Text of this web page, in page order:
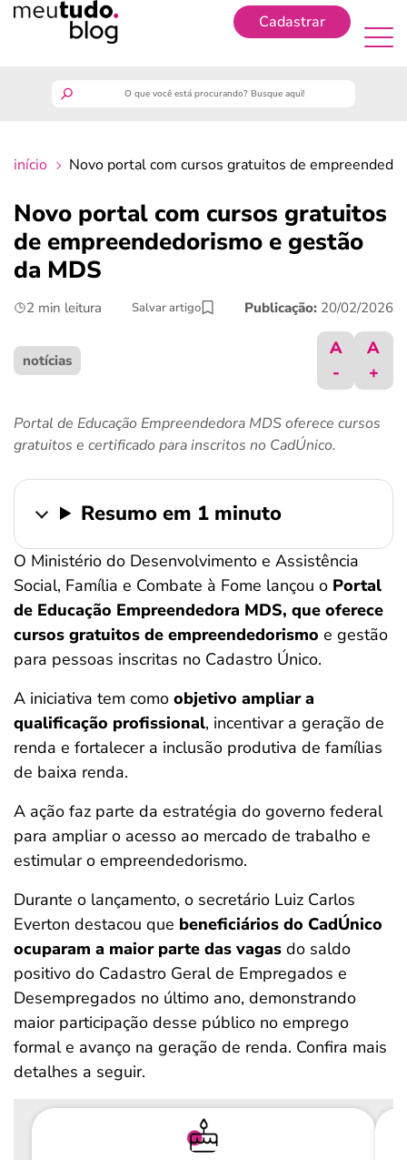
Cadastrar
finanças
benefícios
últimas notícias
ferramentas
início Novo portal com cursos gratuitos de
Novo portal com cursos gratuitos
de empreendedorismo e gestão
da MDS
2 min leitura Salvar artigo Publicação: 20/02/2026
notícias
A
-
A
+
Portal de Educação Empreendedora MDS oferece cursos
gratuitos e certificado para inscritos no CadÚnico.
Resumo em 1 minuto
O Ministério do Desenvolvimento e Assistência
Social, Família e Combate à Fome lançou o Portal
de Educação Empreendedora MDS, que oferece
cursos gratuitos de empreendedorismo e gestão
para pessoas inscritas no Cadastro Único.
A iniciativa tem como objetivo ampliar a
qualificação profissional, incentivar a geração de
renda e fortalecer a inclusão produtiva de famílias
de baixa renda.
A ação faz parte da estratégia do governo federal
para ampliar o acesso ao mercado de trabalho e
estimular o empreendedorismo.
Durante o lançamento, o secretário Luiz Carlos
Everton destacou que beneficiários do CadÚnico
ocuparam a maior parte das vagas do saldo
positivo do Cadastro Geral de Empregados e
Desempregados no último ano, demonstrando
maior participação desse público no emprego
formal e avanço na geração de renda. Confira mais
detalhes a seguir.